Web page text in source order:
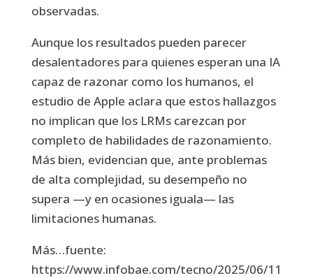
observadas.
Aunque los resultados pueden parecer
desalentadores para quienes esperan una IA
capaz de razonar como los humanos, el
estudio de Apple aclara que estos hallazgos
no implican que los LRMs carezcan por
completo de habilidades de razonamiento.
Más bien, evidencian que, ante problemas
de alta complejidad, su desempeño no
supera —y en ocasiones iguala— las
limitaciones humanas.
Más…fuente:
https://www.infobae.com/tecno/2025/06/11